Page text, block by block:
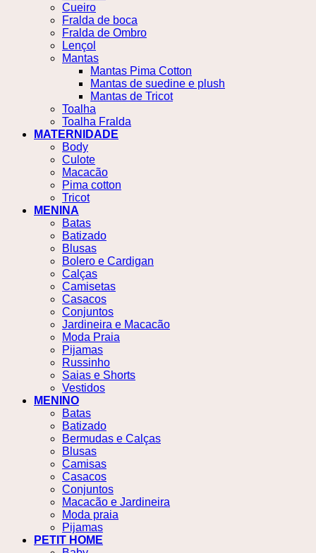
Cueiro
Fralda de boca
Fralda de Ombro
Lençol
Mantas
Mantas Pima Cotton
Mantas de suedine e plush
Mantas de Tricot
Toalha
Toalha Fralda
MATERNIDADE
Body
Culote
Macacão
Pima cotton
Tricot
MENINA
Batas
Batizado
Blusas
Bolero e Cardigan
Calças
Camisetas
Casacos
Conjuntos
Jardineira e Macacão
Moda Praia
Pijamas
Russinho
Saias e Shorts
Vestidos
MENINO
Batas
Batizado
Bermudas e Calças
Blusas
Camisas
Casacos
Conjuntos
Macacão e Jardineira
Moda praia
Pijamas
PETIT HOME